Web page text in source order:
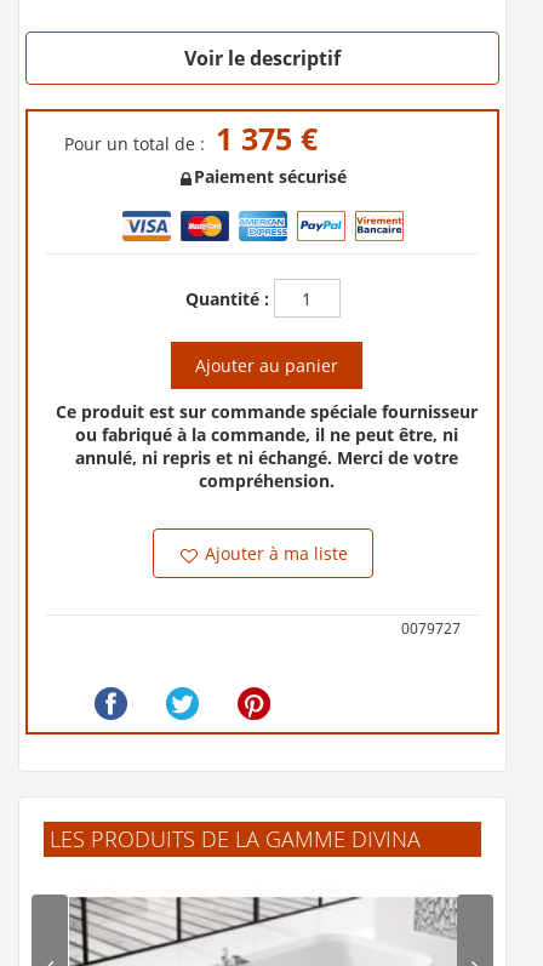
Voir le descriptif
Pour un total de : 1 375 €
Paiement sécurisé
Quantité :
Ajouter au panier
Ce produit est sur commande spéciale fournisseur
ou fabriqué à la commande, il ne peut être, ni
annulé, ni repris et ni échangé. Merci de votre
compréhension.
Ajouter à ma liste
0079727
LES PRODUITS DE LA GAMME DIVINA